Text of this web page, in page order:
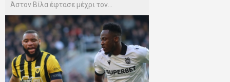
Άστον Βίλα έφτασε μέχρι τον...